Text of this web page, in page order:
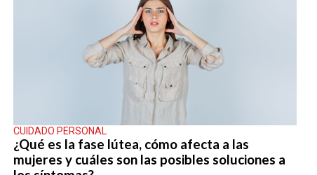
CUIDADO PERSONAL
¿Qué es la fase lútea, cómo afecta a las
mujeres y cuáles son las posibles soluciones a